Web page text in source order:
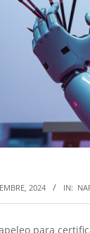
2024 IN:
para